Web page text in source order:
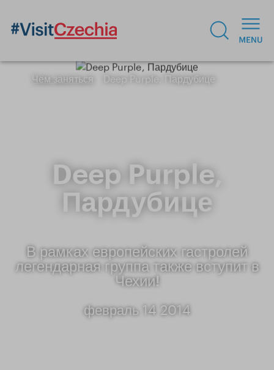
Чем заняться Deep Purple, Пардубице
Deep Purple,
Пардубице
В рамках европейских гастролей
легендарная группа также вступит в
Чехии!
февраль 14 2014